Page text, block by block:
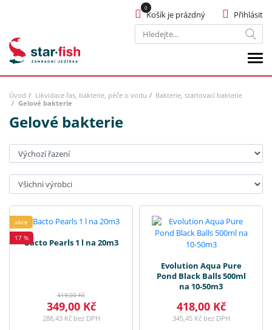
Hledat
Přihlásit
Košík je prázdný
Úvod Likvidace řas, bakterie, péče o vodu
Bakterie, startovací bakterie
Gelové bakterie
Gelové bakterie
Seřadit:
Výrobci:
akce
17 %Bacto Pearls 1 l na 20m3
419,00 Kč
349,00 Kč
288,43 Kč bez DPH
Evolution Aqua Pure
Pond Black Balls 500ml
na 10-50m3
418,00 Kč
345,45 Kč bez DPH